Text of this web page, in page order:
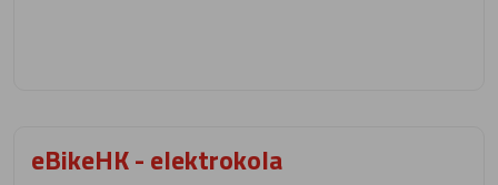
eBikeHK - elektrokola